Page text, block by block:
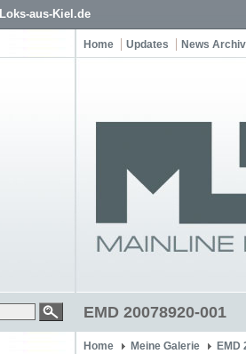
Loks-aus-Kiel.de
Home Updates News Archiv
EMD 20078920-001
Home Meine Galerie EMD